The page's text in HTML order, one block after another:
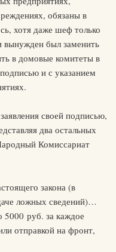
обязаны в
хотя даже шеф только
вынужден был заменить
в домовые комитеты в
и с указанием
своей подписью,
два остальных
Комиссариат
закона (в
ложных сведений)…
руб. за каждое
отправкой на фронт,